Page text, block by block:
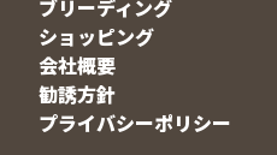
ブリーディング
ショッピング
会社概要
勧誘方針
プライバシーポリシー